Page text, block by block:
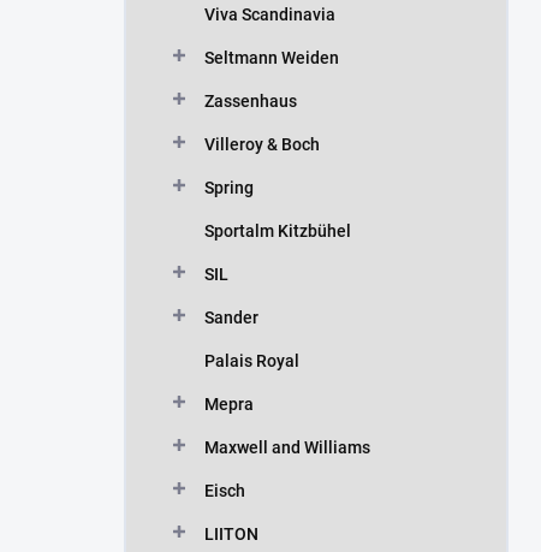
Viva Scandinavia
Seltmann Weiden
Zassenhaus
Villeroy & Boch
Spring
Sportalm Kitzbühel
SIL
Sander
Palais Royal
Mepra
Maxwell and Williams
Eisch
LIITON